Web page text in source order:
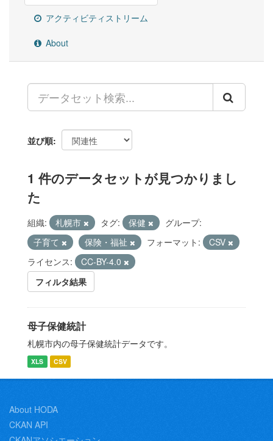
アクティビティストリーム
About
並び順
1 件のデータセットが見つかりまし
た
組織: 札幌市 タグ: 保健
グループ:
子育て
保険・福祉 フォーマット:
CSV
ライセンス:
CC-BY-4.0
フィルタ結果
母子保健統計
札幌市内の母子保健統計データです。
XLS CSV
About HODA
CKAN API